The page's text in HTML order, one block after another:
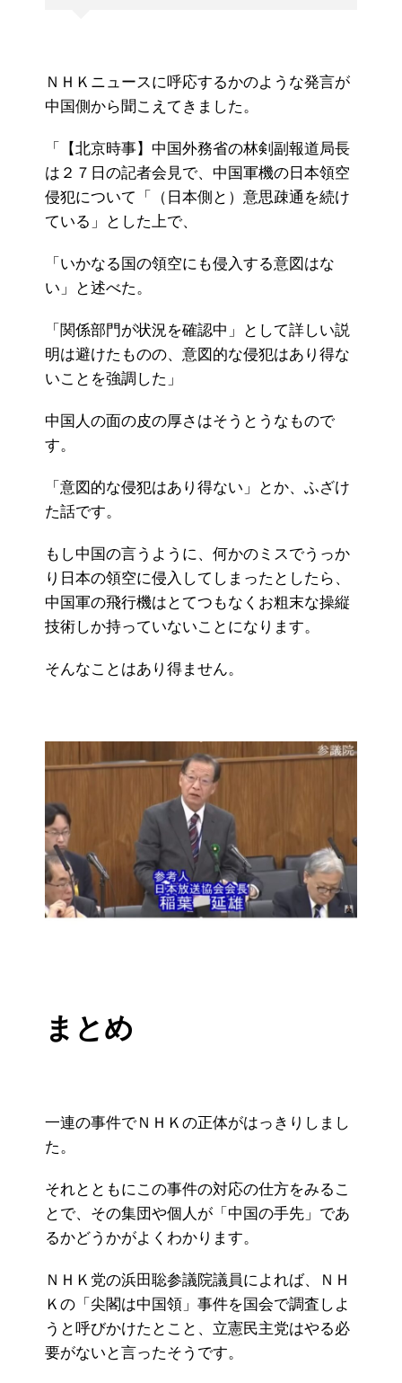
ＮＨＫニュースに呼応するかのような発言が
中国側から聞こえてきました。
「【北京時事】中国外務省の林剣副報道局長
は２７日の記者会見で、中国軍機の日本領空
侵犯について「（日本側と）意思疎通を続け
ている」とした上で、
「いかなる国の領空にも侵入する意図はな
い」と述べた。
「関係部門が状況を確認中」として詳しい説
明は避けたものの、意図的な侵犯はあり得な
いことを強調した」
中国人の面の皮の厚さはそうとうなもので
す。
「意図的な侵犯はあり得ない」とか、ふざけ
た話です。
もし中国の言うように、何かのミスでうっか
り日本の領空に侵入してしまったとしたら、
中国軍の飛行機はとてつもなくお粗末な操縦
技術しか持っていないことになります。
そんなことはあり得ません。
まとめ
一連の事件でＮＨＫの正体がはっきりしまし
た。
それとともにこの事件の対応の仕方をみるこ
とで、その集団や個人が「中国の手先」であ
るかどうかがよくわかります。
ＮＨＫ党の浜田聡参議院議員によれば、ＮＨ
Ｋの「尖閣は中国領」事件を国会で調査しよ
うと呼びかけたとこと、立憲民主党はやる必
要がないと言ったそうです。